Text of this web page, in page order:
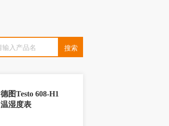
德图Testo 608-H1
温湿度表